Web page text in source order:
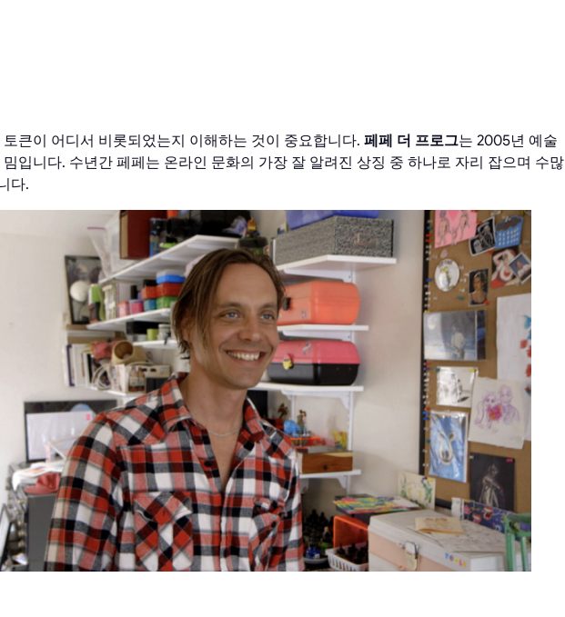
큰이 어디서 비롯되었는지 이해하는 것이 중요합니다. 페페 더 프로그는 2005년 예술
입니다. 수년간 페페는 온라인 문화의 가장 잘 알려진 상징 중 하나로 자리 잡으며 수많
다.